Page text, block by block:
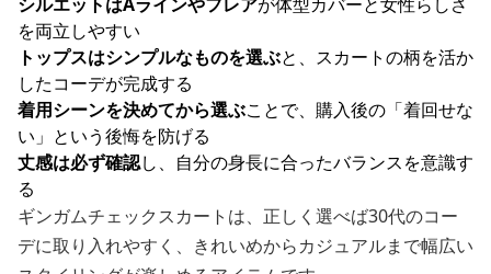
を両立しやすい
トップスはシンプルなものを選ぶと、スカートの柄を活か
したコーデが完成する
着用シーンを決めてから選ぶことで、購入後の「着回せな
い」という後悔を防げる
丈感は必ず確認し、自分の身長に合ったバランスを意識す
る
ギンガムチェックスカートは、正しく選べば30代のコー
デに取り入れやすく、きれいめからカジュアルまで幅広い